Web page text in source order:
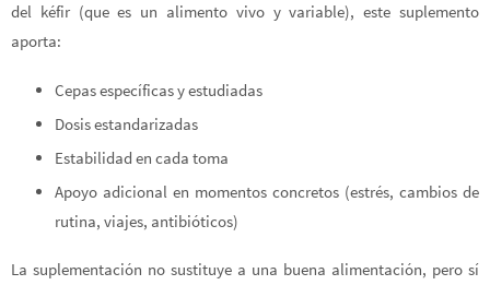
del kéfir (que es un alimento vivo y variable), este suplemento
aporta:
Cepas específicas y estudiadas
Dosis estandarizadas
Estabilidad en cada toma
Apoyo adicional en momentos concretos (estrés, cambios de
rutina, viajes, antibióticos)
La suplementación no sustituye a una buena alimentación, pero sí